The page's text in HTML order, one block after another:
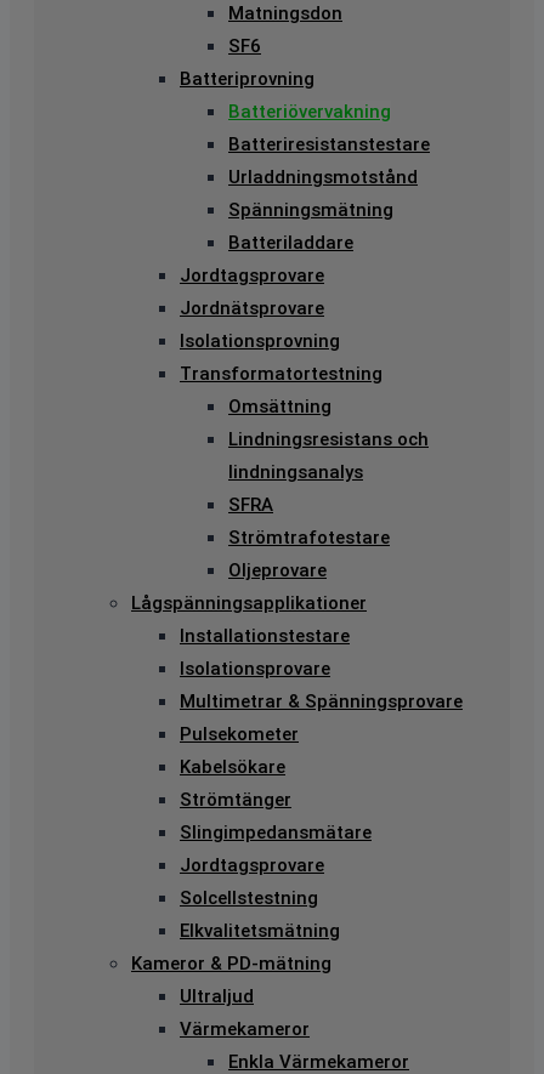
Matningsdon
SF6
Batteriprovning
Batteriövervakning
Batteriresistanstestare
Urladdningsmotstånd
Spänningsmätning
Batteriladdare
Jordtagsprovare
Jordnätsprovare
Isolationsprovning
Transformatortestning
Omsättning
Lindningsresistans och
lindningsanalys
SFRA
Strömtrafotestare
Oljeprovare
Lågspänningsapplikationer
Installationstestare
Isolationsprovare
Multimetrar & Spänningsprovare
Pulsekometer
Kabelsökare
Strömtänger
Slingimpedansmätare
Jordtagsprovare
Solcellstestning
Elkvalitetsmätning
Kameror & PD-mätning
Ultraljud
Värmekameror
Enkla Värmekameror